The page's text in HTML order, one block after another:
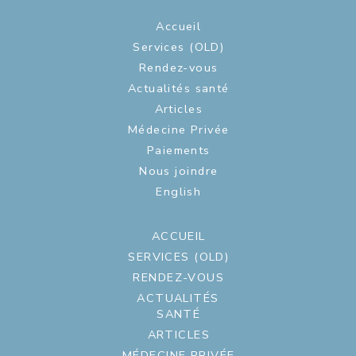
Accueil
Services (OLD)
Rendez-vous
Actualités santé
Articles
Médecine Privée
Paiements
Nous joindre
English
ACCUEIL
SERVICES (OLD)
RENDEZ-VOUS
ACTUALITÉS
SANTÉ
ARTICLES